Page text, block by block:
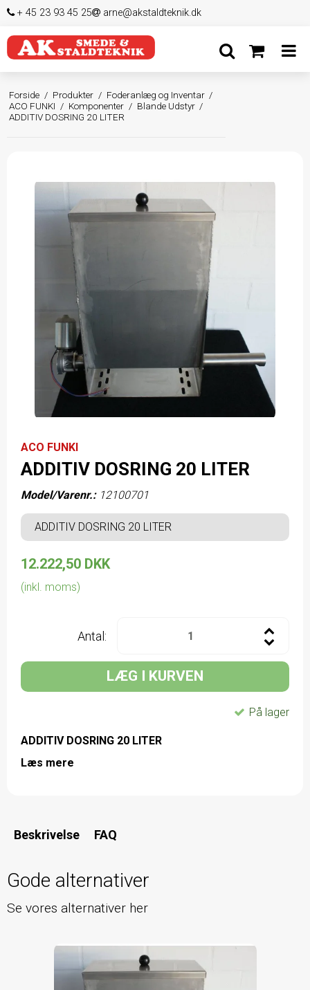
+ 45 23 93 45 25 arne@akstaldteknik.dk
Forside / Produkter / Foderanlæg og Inventar /
ACO FUNKI / Komponenter / Blande Udstyr /
ADDITIV DOSRING 20 LITER
ACO FUNKI
ADDITIV DOSRING 20 LITER
Model/Varenr.: 12100701
ADDITIV DOSRING 20 LITER
12.222,50 DKK
(inkl. moms)
Antal:
LÆG I KURVEN
På lager
ADDITIV DOSRING 20 LITER
Læs mere
Beskrivelse FAQ
Gode alternativer
Se vores alternativer her